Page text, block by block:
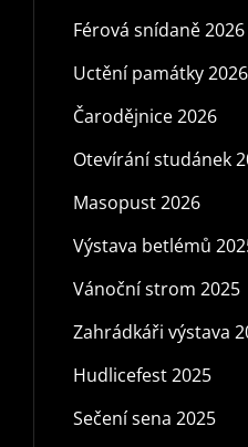
Férová snídaně 2026
Uctění památky 2026
Čarodějnice 2026
Otevírání studánek
Masopust 2026
Výstava betlémů
Vánoční strom 2025
Zahrádkáři výstava
Hudlicefest 2025
Sečení sena 2025